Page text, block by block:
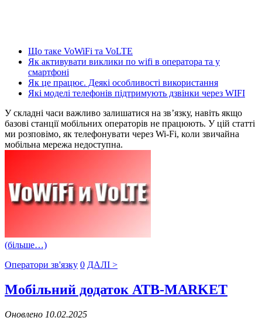
Що таке VoWiFi та VoLTE
Як активувати виклики по wifi в оператора та у
смартфоні
Як це працює. Деякі особливості використання
Які моделі телефонів підтримують дзвінки через WIFI
У складні часи важливо залишатися на зв’язку, навіть якщо
базові станції мобільних операторів не працюють. У цій статті
ми розповімо, як телефонувати через Wi-Fi, коли звичайна
мобільна мережа недоступна.
(більше…)
Оператори зв'язку 0 ДАЛІ >
Мобільний додаток ATB-MARKET
Оновлено 10.02.2025